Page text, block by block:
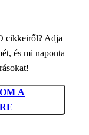
cikkeiről? Adja
és mi naponta
A